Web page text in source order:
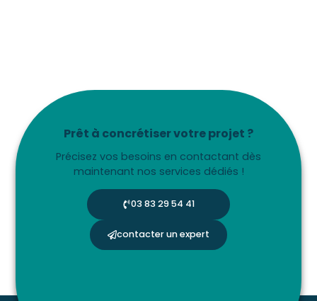
Prêt à concrétiser votre projet ?
Précisez vos besoins en contactant dès
maintenant nos services dédiés !
03 83 29 54 41
contacter un expert